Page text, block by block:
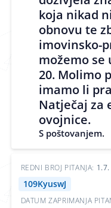
koja nikad
obnovu te
imovinsko-
možemo se
20. Molimo
imamo li
Natječaj za
ovojnice.
S poštovanjem.
REDNI BROJ PITANJA: 1.7.
109KyuswJ
DATUM ZAPRIMANJA